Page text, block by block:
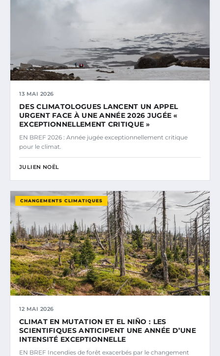
13 MAI 2026
DES CLIMATOLOGUES LANCENT UN APPEL
URGENT FACE À UNE ANNÉE 2026 JUGÉE «
EXCEPTIONNELLEMENT CRITIQUE »
EN BREF 2026 : Année jugée exceptionnellement critique
pour le climat.
JULIEN NOËL
CHANGEMENTS CLIMATIQUES
12 MAI 2026
CLIMAT EN MUTATION ET EL NIÑO : LES
SCIENTIFIQUES ANTICIPENT UNE ANNÉE D’UNE
INTENSITÉ EXCEPTIONNELLE
EN BREF Incendies de forêt exacerbés par le changement